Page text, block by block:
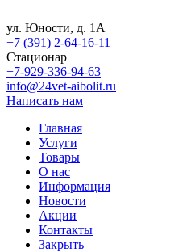
ул. Юности, д. 1А
+7 (391) 2-64-16-11
Стационар
+7-929-336-94-63
info@24vet-aibolit.ru
Написать нам
Главная
Услуги
Товары
О нас
Информация
Новости
Акции
Контакты
Закрыть